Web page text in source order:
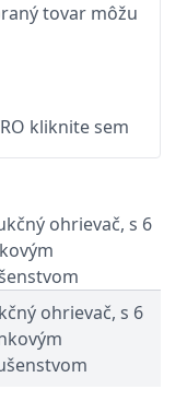
tovar môžu
kliknite sem
ohrievač, s 6